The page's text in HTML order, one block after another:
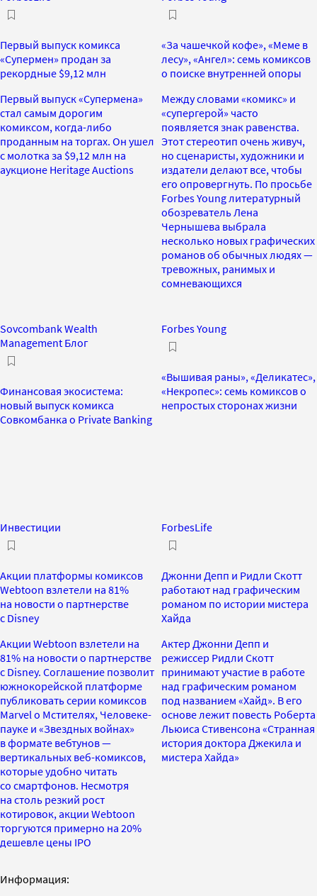
Первый выпуск комикса
«Супермен» продан за
рекордные $9,12 млн
Первый выпуск «Супермена»
стал самым дорогим
комиксом, когда-либо
проданным на торгах. Он ушел
с молотка за $9,12 млн на
аукционе Heritage Auctions
«За чашечкой кофе», «Меме в
лесу», «Ангел»: семь комиксов
о поиске внутренней опоры
Между словами «комикс» и
«супергерой» часто
появляется знак равенства.
Этот стереотип очень живуч,
но сценаристы, художники и
издатели делают все, чтобы
его опровергнуть. По просьбе
Forbes Young литературный
обозреватель Лена
Чернышева выбрала
несколько новых графических
романов об обычных людях —
тревожных, ранимых и
сомневающихся
Sovcombank Wealth
Management Блог
Финансовая экосистема:
новый выпуск комикса
Совкомбанка о Private Banking
Forbes Young
«Вышивая раны», «Деликатес»,
«Некропес»: семь комиксов о
непростых сторонах жизни
Инвестиции
Акции платформы комиксов
Webtoon взлетели на 81%
на новости о партнерстве
с Disney
Акции Webtoon взлетели на
81% на новости о партнерстве
с Disney. Соглашение позволит
южнокорейской платформе
публиковать серии комиксов
Marvel о Мстителях, Человеке-
пауке и «Звездных войнах»
в формате вебтунов —
вертикальных веб-комиксов,
которые удобно читать
со смартфонов. Несмотря
на столь резкий рост
котировок, акции Webtoon
торгуются примерно на 20%
дешевле цены IPO
ForbesLife
Джонни Депп и Ридли Скотт
работают над графическим
романом по истории мистера
Хайда
Актер Джонни Депп и
режиссер Ридли Скотт
принимают участие в работе
над графическим романом
под названием «Хайд». В его
основе лежит повесть Роберта
Льюиса Стивенсона «Странная
история доктора Джекила и
мистера Хайда»
Информация: